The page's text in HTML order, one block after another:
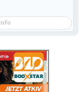
Info